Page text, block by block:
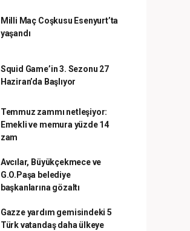
Milli Maç Coşkusu Esenyurt’ta
yaşandı
Squid Game’in 3. Sezonu 27
Haziran’da Başlıyor
Temmuz zammı netleşiyor:
Emekli ve memura yüzde 14
zam
Avcılar, Büyükçekmece ve
G.O.Paşa belediye
başkanlarına gözaltı
Gazze yardım gemisindeki 5
Türk vatandaş daha ülkeye